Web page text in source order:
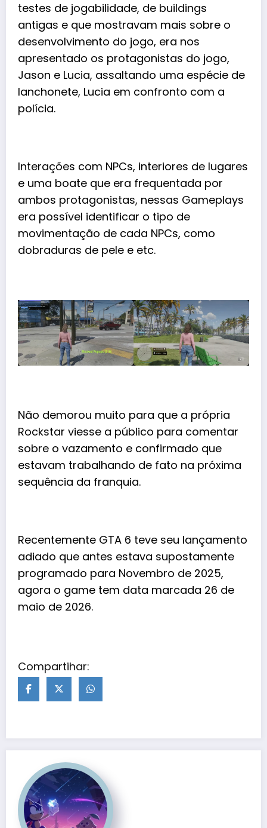
testes de jogabilidade, de buildings
antigas e que mostravam mais sobre o
desenvolvimento do jogo, era nos
apresentado os protagonistas do jogo,
Jason e Lucia, assaltando uma espécie de
lanchonete, Lucia em confronto com a
polícia.
Interações com NPCs, interiores de lugares
e uma boate que era frequentada por
ambos protagonistas, nessas Gameplays
era possível identificar o tipo de
movimentação de cada NPCs, como
dobraduras de pele e etc.
Não demorou muito para que a própria
Rockstar viesse a público para comentar
sobre o vazamento e confirmado que
estavam trabalhando de fato na próxima
sequência da franquia.
Recentemente GTA 6 teve seu lançamento
adiado que antes estava supostamente
programado para Novembro de 2025,
agora o game tem data marcada 26 de
maio de 2026.
Compartihar: